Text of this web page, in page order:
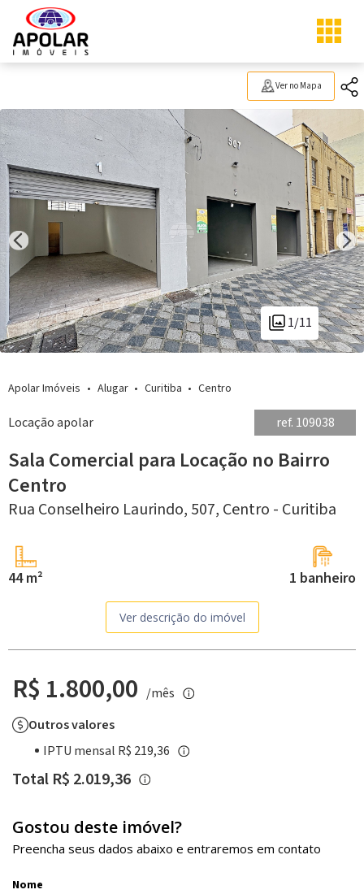
Ver no Mapa
1/11
Apolar Imóveis Alugar Curitiba Centro
Locação apolar ref. 109038
Sala Comercial para Locação no Bairro
Centro
Rua Conselheiro Laurindo, 507, Centro - Curitiba
44 m² 1 banheiro
Ver descrição do imóvel
R$ 1.800,00 /mês
Outros valores
IPTU mensal R$ 219,36
Total R$ 2.019,36
Gostou deste imóvel?
Preencha seus dados abaixo e entraremos em contato
Nome